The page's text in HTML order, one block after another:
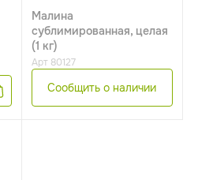
Малина
сублимированная, целая
(1 кг)
Арт 80127
Сообщить о наличии